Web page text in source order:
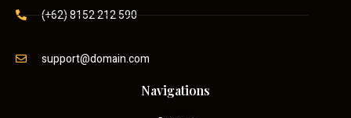
(+62) 8152 212 590
support@domain.com
Navigations